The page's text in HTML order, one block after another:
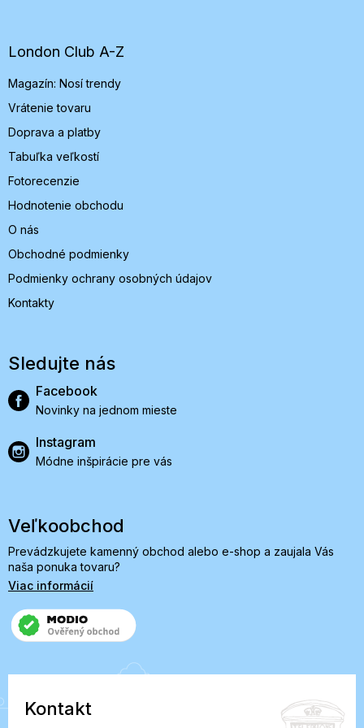
e
London Club A-Z
Magazín: Nosí trendy
Vrátenie tovaru
Doprava a platby
Tabuľka veľkostí
Fotorecenzie
Hodnotenie obchodu
O nás
Obchodné podmienky
Podmienky ochrany osobných údajov
Kontakty
Sledujte nás
Facebook
Novinky na jednom mieste
Instagram
Módne inšpirácie pre vás
Veľkoobchod
Prevádzkujete kamenný obchod alebo e-shop a zaujala Vás
naša ponuka tovaru?
Viac informácií
Kontakt